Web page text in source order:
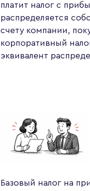
платит налог с
распределяется
счету компании,
корпоративный
эквивалент
Базовый налог на